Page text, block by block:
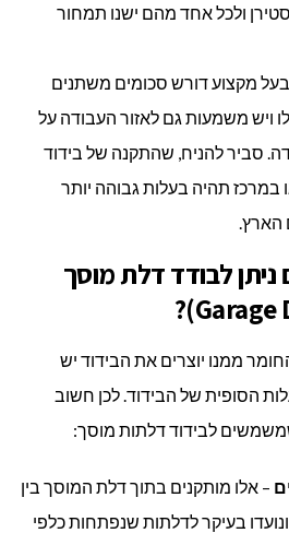
ולכל אחד מהם ישנו תמחור
מקצוע דורש סכומים משתנים
ויש משמעות גם לאזור העבודה על
סביר להניח, שהתקנה של בידוד
במרכז תהיה בעלות גבוהה יותר
הארץ.
לבודד דלת מוסך
ממנו יוצרים את הבידוד יש
הסופית של הבידוד. לכן חשוב
לבידוד דלתות מוסך:
– אלו מותקנים בתוך דלת המוסך בין
בעיקר לדלתות שנפתחות כלפי